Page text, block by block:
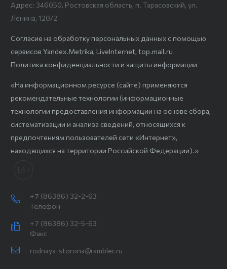
Адрес: 346050, Ростовская область, п. Тарасовский, ул.
Ленина, 120/2
Согласие на обработку персональных данных с помощью
сервисов Yandex.Metrika, LiveInternet, top.mail.ru
Политика конфиденциальности и защиты информации
«На информационном ресурсе (сайте) применяются
рекомендательные технологии (информационные
технологии предоставления информации на основе сбора,
систематизации и анализа сведений, относящихся к
предпочтениям пользователей сети «Интернет»,
находящихся на территории Российской Федерации).»
+7 (86386) 32-2-63
Телефон
+7 (86386) 32-5-63
Факс
rodnaya-storona@rambler.ru